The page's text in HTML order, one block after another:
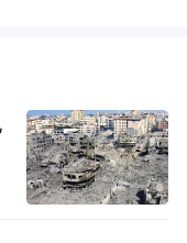
按月给我妈转
喜欢摩羯座的”